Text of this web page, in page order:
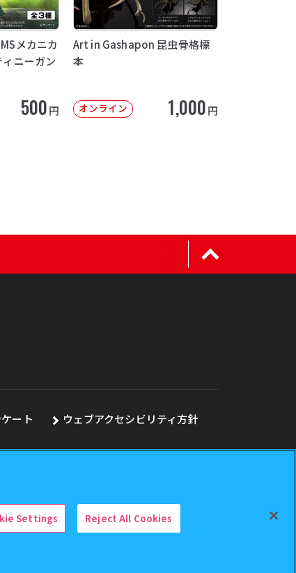
メカニカ
ニーガン
500円
Art in Gashapon 昆虫骨格標
本
オンライン 1,000円
ート
ウェブアクセシビリティ方針
Settings Reject All Cookies